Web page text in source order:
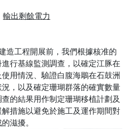
輸出剩餘電力
造工程開展前，我們根據核准的
行基線監測調查，以確定江豚在
用情況、驗證白腹海鵰在石鼓洲
，以及確定珊瑚群落的確實數量
的結果用作制定珊瑚移植計劃及
措施以避免於施工及運作期間對
滋擾。